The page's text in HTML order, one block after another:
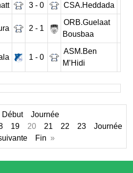
3 - 0 CSA.Heddada
2 - 1
ORB.Guelaat
Bousbaa
1 - 0
ASM.Ben
M’Hidi
Début
Journée
19 20 21 22 23
Journée
Fin »